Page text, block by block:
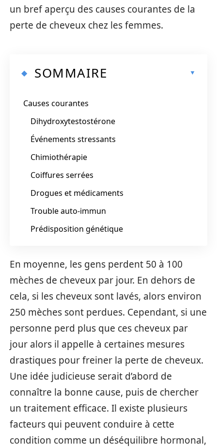
un bref aperçu des causes courantes de la
perte de cheveux chez les femmes.
SOMMAIRE
Causes courantes
Dihydroxytestostérone
Événements stressants
Chimiothérapie
Coiffures serrées
Drogues et médicaments
Trouble auto-immun
Prédisposition génétique
En moyenne, les gens perdent 50 à 100
mèches de cheveux par jour. En dehors de
cela, si les cheveux sont lavés, alors environ
250 mèches sont perdues. Cependant, si une
personne perd plus que ces cheveux par
jour alors il appelle à certaines mesures
drastiques pour freiner la perte de cheveux.
Une idée judicieuse serait d’abord de
connaître la bonne cause, puis de chercher
un traitement efficace. Il existe plusieurs
facteurs qui peuvent conduire à cette
condition comme un déséquilibre hormonal,